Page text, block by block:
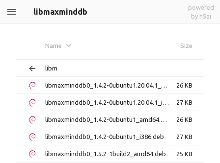
libmaxminddb
powered
by h5ai
Name Size
libm
libmaxminddb0_1.4.2-0ubuntu1.20.04.1_amd64.deb 26 KB
libmaxminddb0_1.4.2-0ubuntu1.20.04.1_i386.deb 27 KB
libmaxminddb0_1.4.2-0ubuntu1_amd64.deb 26 KB
libmaxminddb0_1.4.2-0ubuntu1_i386.deb 27 KB
libmaxminddb0_1.5.2-1build2_amd64.deb 25 KB